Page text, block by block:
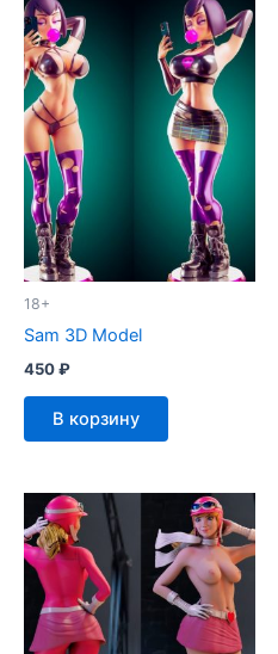
18+
Sam 3D Model
450₽
В корзину